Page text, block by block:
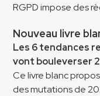
RGPD impose des
Nouveau livre
Les 6 tendances
vont bouleverser
Ce livre blanc
des mutations de